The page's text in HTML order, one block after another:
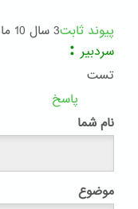
پیوند ثابت3 سال 10 ماه پیش
سردبیر:
تست
پاسخ
نام شما
موضوع